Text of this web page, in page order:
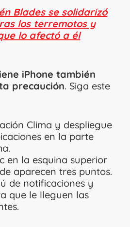
Blades se solidarizó
los terremotos y
lo afectó a él
iPhone también
precaución. Siga este
Clima y despliegue
en la parte
en la esquina superior
aparecen tres puntos.
de notificaciones y
que le lleguen las